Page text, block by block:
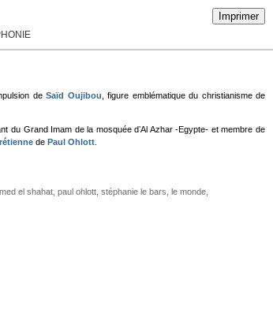
Imprimer
deSaïd Oujibou , figure emblématique du christianisme de
du Grand Imam de la mosquée dʼAl Azhar -Egypte- et membre de
dePaul Ohlott
el shahat paul ohlott stéphanie le bars le monde